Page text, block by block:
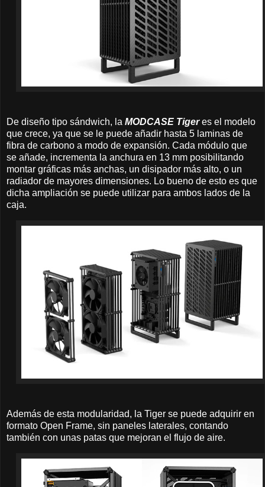
De diseño tipo sándwich, la MODCASE Tigeres el modelo
que crece, ya que se le puede añadir hasta 5 laminas de
fibra de carbono a modo de expansión. Cada módulo que
se añade, incrementa la anchura en 13 mm posibilitando
montar gráficas más anchas, un disipador más alto, o un
radiador de mayores dimensiones. Lo bueno de esto es que
dicha ampliación se puede utilizar para ambos lados de la
caja.
Además de esta modularidad, la Tiger se puede adquirir en
formato Open Frame, sin paneles laterales, contando
también con unas patas que mejoran el flujo de aire.